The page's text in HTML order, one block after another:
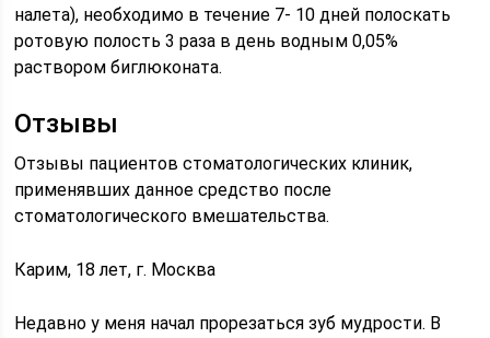
налета), необходимо в течение 7- 10 дней полоскать
ротовую полость 3 раза в день водным 0,05%
раствором биглюконата.
Отзывы
Отзывы пациентов стоматологических клиник,
применявших данное средство после
стоматологического вмешательства.
Карим, 18 лет, г. Москва
Недавно у меня начал прорезаться зуб мудрости. В